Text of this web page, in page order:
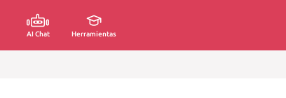
AI Chat Herramientas